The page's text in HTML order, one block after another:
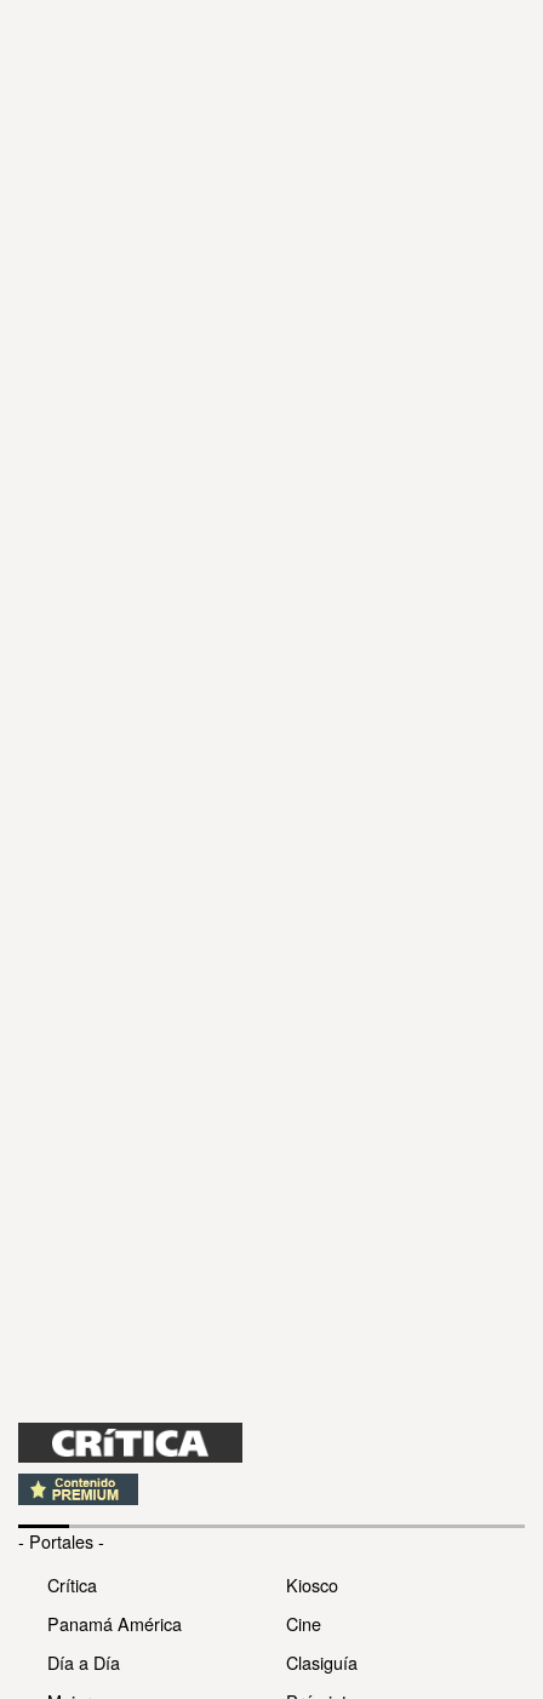
- Portales -
Crítica
Panamá América
Día a Día
Kiosco
Cine
Clasiguía